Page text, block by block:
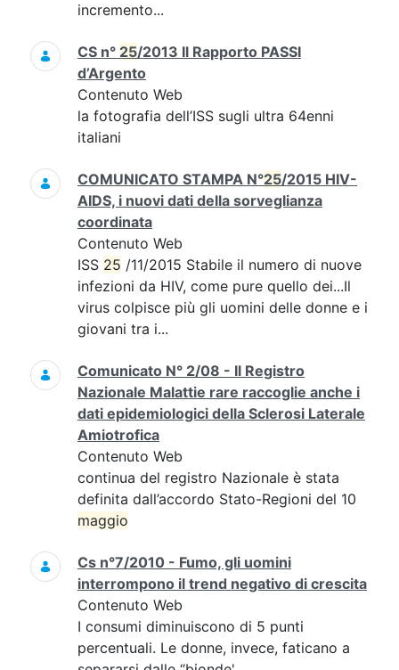
incremento...
CS n° 25/2013 Il Rapporto PASSI
d’Argento
Contenuto Web
la fotografia dell’ISS sugli ultra 64enni
italiani
COMUNICATO STAMPA N°25/2015 HIV-
AIDS, i nuovi dati della sorveglianza
coordinata
Contenuto Web
ISS 25 /11/2015 Stabile il numero di nuove
infezioni da HIV, come pure quello dei...Il
virus colpisce più gli uomini delle donne e i
giovani tra i...
Comunicato N° 2/08 - Il Registro
Nazionale Malattie rare raccoglie anche i
dati epidemiologici della Sclerosi Laterale
Amiotrofica
Contenuto Web
continua del registro Nazionale è stata
definita dall’accordo Stato-Regioni del 10
maggio
Cs n°7/2010 - Fumo, gli uomini
interrompono il trend negativo di crescita
Contenuto Web
I consumi diminuiscono di 5 punti
percentuali. Le donne, invece, faticano a